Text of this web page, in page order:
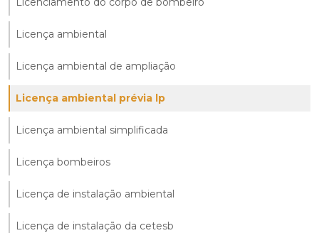
Licença ambiental
Licença ambiental de ampliação
Licença ambiental prévia lp
Licença ambiental simplificada
Licença bombeiros
Licença de instalação ambiental
Licença de instalação da cetesb